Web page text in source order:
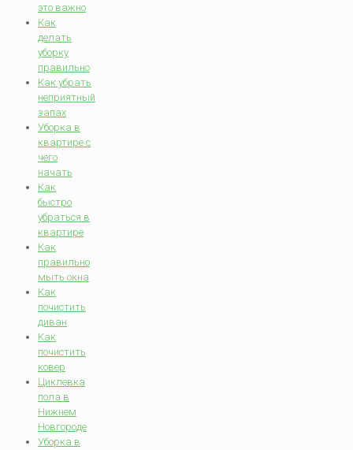
это важно
Как
делать
уборку
правильно
Как убрать
неприятный
запах
Уборка в
квартире с
чего
начать
Как
быстро
убраться в
квартире
Как
правильно
мыть окна
Как
почистить
диван
Как
почистить
ковер
Циклевка
пола в
Нижнем
Новгороде
Уборка в